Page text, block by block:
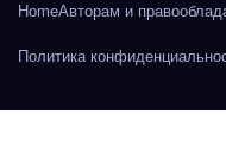
HomeАвторам и
Политика